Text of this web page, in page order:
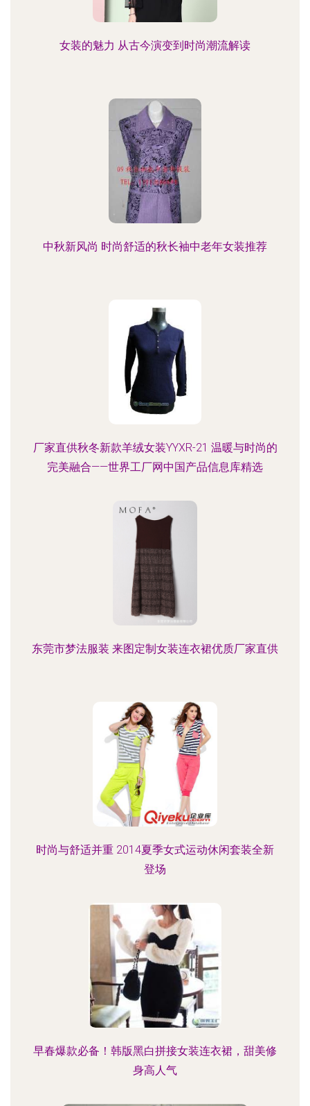
女装的魅力 从古今演变到时尚潮流解读
中秋新风尚 时尚舒适的秋长袖中老年女装推荐
厂家直供秋冬新款羊绒女装YYXR-21 温暖与时尚的
完美融合——世界工厂网中国产品信息库精选
东莞市梦法服装 来图定制女装连衣裙优质厂家直供
时尚与舒适并重 2014夏季女式运动休闲套装全新
登场
早春爆款必备！韩版黑白拼接女装连衣裙，甜美修
身高人气